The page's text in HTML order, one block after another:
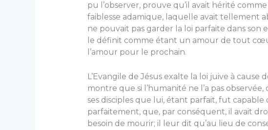
pu l’observer, prouve qu’il avait hérité
faiblesse adamique, laquelle avait telle­ment
ne pouvait pas gar­der la loi parfaite dans son
le définit comme étant un amour de tout
l’amour pour le prochain.
L’Evangile de Jésus exalte la loi juive à cause
montre que si l’humanité ne l’a pas observée,
ses disciples que lui, étant parfait, fut capable
parfaitement, que, par conséquent, il avait
besoin de mourir; il leur dit qu’au lieu de